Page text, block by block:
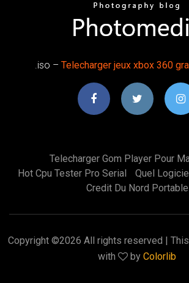
.iso – Telecharger jeux xbox 360
Telecharger Gom Player Pour
Hot Cpu Tester Pro Serial
Quel
Credit Du Nord Portable
Copyright ©2026 All rights reserved |
with
by Colorlib